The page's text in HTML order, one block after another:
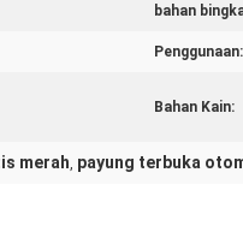
bahan
Penggunaan:
Bahan Kain:
merah, payung terbuka